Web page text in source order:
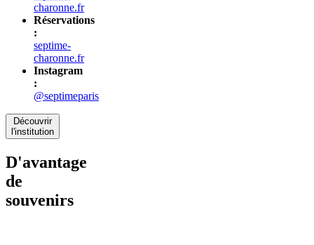
charonne.fr
Réservations
:
septime-
charonne.fr
Instagram
:
@septimeparis
Découvrir
l'institution
D'avantage
de
souvenirs